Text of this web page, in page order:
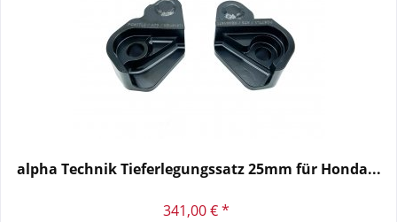
alpha Technik Tieferlegungssatz 25mm für Honda...
341,00 € *